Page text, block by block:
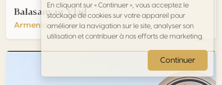
Balasanyan Vlad
Armenia
En cliquant sur « Continuer », vous acceptez le
stockage de cookies sur votre appareil pour
améliorer la navigation sur le site, analyser son
utilisation et contribuer à nos efforts de marketing.
Continuer